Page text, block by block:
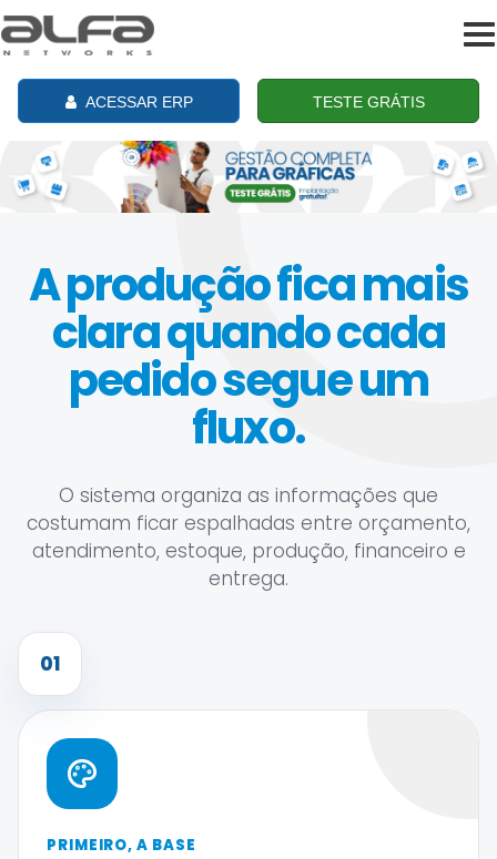
ACESSAR ERP TESTE GRÁTIS
A produção fica mais
clara quando cada
pedido segue um
fluxo.
O sistema organiza as informações que
costumam ficar espalhadas entre orçamento,
atendimento, estoque, produção, financeiro e
entrega.
01
PRIMEIRO, A BASE